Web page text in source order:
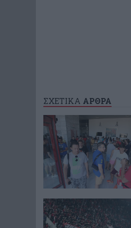
ΣΧΕΤΙΚΑ ΑΡΘΡΑ